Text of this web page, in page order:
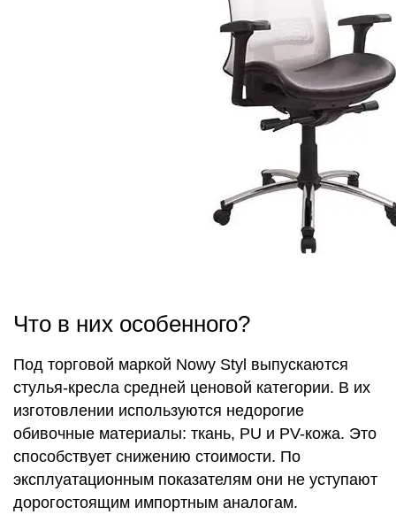
Что в них особенного?
Под торговой маркой Nowy Styl выпускаются
стулья-кресла средней ценовой категории. В их
изготовлении используются недорогие
обивочные материалы: ткань, PU и PV-кожа. Это
способствует снижению стоимости. По
эксплуатационным показателям они не уступают
дорогостоящим импортным аналогам.